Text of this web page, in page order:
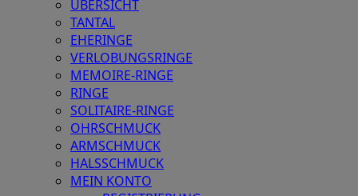
ÜBERSICHT
TANTAL
EHERINGE
VERLOBUNGSRINGE
MEMOIRE-RINGE
RINGE
SOLITAIRE-RINGE
OHRSCHMUCK
ARMSCHMUCK
HALSSCHMUCK
MEIN KONTO